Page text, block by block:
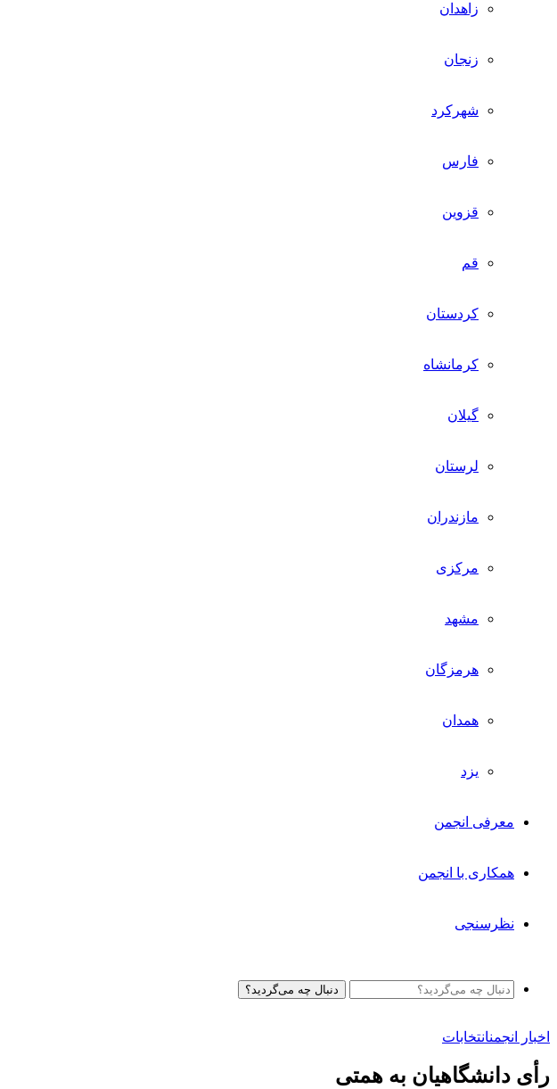
زاهدان
زنجان
شهرکرد
فارس
قزوین
قم
کردستان
کرمانشاه
گیلان
لرستان
مازندران
مرکزی
مشهد
هرمزگان
همدان
یزد
معرفی انجمن
همکاری با انجمن
نظرسنجی
دنبال چه می‌گردید؟
اخبار انجمنانتخابات
رأی دانشگاهیان به همتی